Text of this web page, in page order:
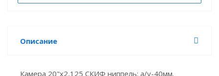
Описание
Камера 20"х2,125 СКИФ ниппель: a/v-40мм.